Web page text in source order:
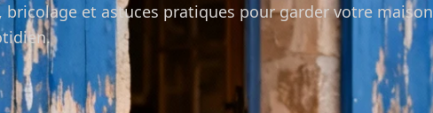
et astuces pratiques pour garder votre maison